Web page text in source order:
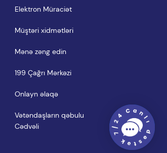
Elektron Müraciət
Müştəri xidmətləri
Mənə zəng edin
199 Çağrı Mərkəzi
Onlayn əlaqə
Vətəndaşların qəbulu
Cədvəli